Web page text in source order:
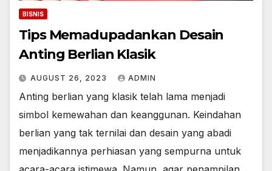
BISNIS
Tips Memadupadankan Desain
Anting Berlian Klasik
AUGUST 26, 2023 ADMIN
Anting berlian yang klasik telah lama menjadi
simbol kemewahan dan keanggunan. Keindahan
berlian yang tak ternilai dan desain yang abadi
menjadikannya perhiasan yang sempurna untuk